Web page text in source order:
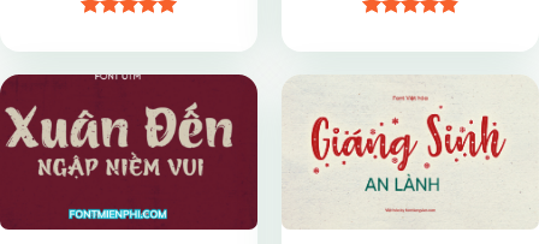
hạng55
sao
hạng4.85
5 sao